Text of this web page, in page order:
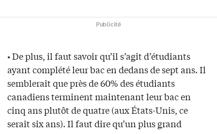
Publicité
• De plus, il faut savoir qu’il s’agit d’étudiants
ayant complété leur bac en dedans de sept ans. Il
semblerait que près de 60% des étudiants
canadiens terminent maintenant leur bac en
cinq ans plutôt de quatre (aux États-Unis, ce
serait six ans). Il faut dire qu’un plus grand